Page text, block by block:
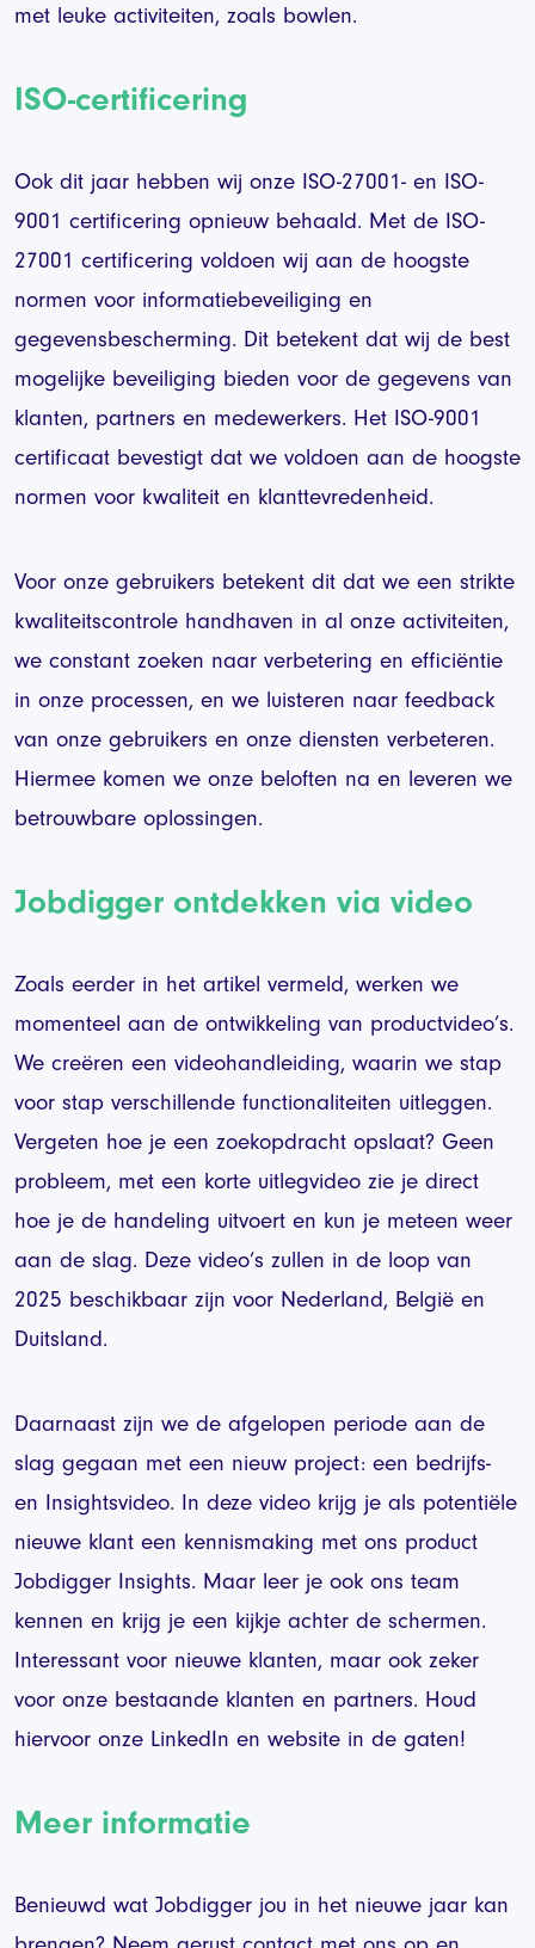
met leuke activiteiten, zoals bowlen.
ISO-certificering
Ook dit jaar hebben wij onze ISO-27001- en ISO-
9001 certificering opnieuw behaald. Met de ISO-
27001 certificering voldoen wij aan de hoogste
normen voor informatiebeveiliging en
gegevensbescherming. Dit betekent dat wij de best
mogelijke beveiliging bieden voor de gegevens van
klanten, partners en medewerkers. Het ISO-9001
certificaat bevestigt dat we voldoen aan de hoogste
normen voor kwaliteit en klanttevredenheid.
Voor onze gebruikers betekent dit dat we een strikte
kwaliteitscontrole handhaven in al onze activiteiten,
we constant zoeken naar verbetering en efficiëntie
in onze processen, en we luisteren naar feedback
van onze gebruikers en onze diensten verbeteren.
Hiermee komen we onze beloften na en leveren we
betrouwbare oplossingen.
Jobdigger ontdekken via video
Zoals eerder in het artikel vermeld, werken we
momenteel aan de ontwikkeling van productvideo’s.
We creëren een videohandleiding, waarin we stap
voor stap verschillende functionaliteiten uitleggen.
Vergeten hoe je een zoekopdracht opslaat? Geen
probleem, met een korte uitlegvideo zie je direct
hoe je de handeling uitvoert en kun je meteen weer
aan de slag. Deze video’s zullen in de loop van
2025 beschikbaar zijn voor Nederland, België en
Duitsland.
Daarnaast zijn we de afgelopen periode aan de
slag gegaan met een nieuw project: een bedrijfs-
en Insightsvideo. In deze video krijg je als potentiële
nieuwe klant een kennismaking met ons product
Jobdigger Insights. Maar leer je ook ons team
kennen en krijg je een kijkje achter de schermen.
Interessant voor nieuwe klanten, maar ook zeker
voor onze bestaande klanten en partners. Houd
hiervoor onze LinkedIn en website in de gaten!
Meer informatie
Benieuwd wat Jobdigger jou in het nieuwe jaar kan